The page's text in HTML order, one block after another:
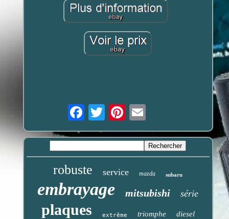
Email
robuste service mazda subaru
embrayage mitsubishi série
plaques extrême triomphe diesel